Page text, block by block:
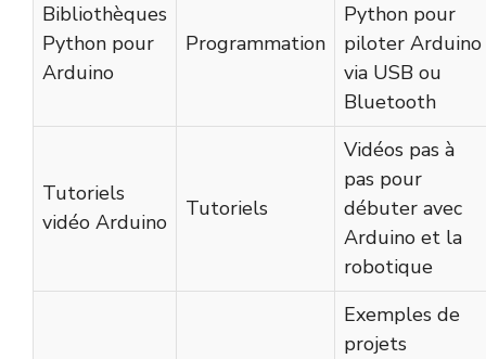
Bibliothèques
Python pour
Arduino
Programmation
Python pour
piloter Arduino
via USB ou
Bluetooth
Tutoriels
vidéo Arduino
Tutoriels
Vidéos pas à
pas pour
débuter avec
Arduino et la
robotique
Exemples de
projets